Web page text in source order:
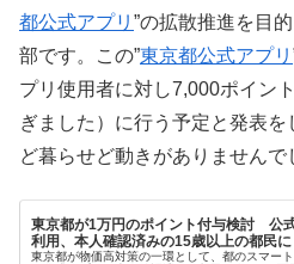
都公式アプリ ”の拡散推進を目
部です。この”東京都公式アプリ
プリ使用者に対し7,000ポイン
ぎました）に行う予定と発表
ど暮らせど動きがありません
東京都が1万円のポイント付与検討 公
利用、本人確認済みの15歳以上の都民に
東京都が物価高対策の一環として、都のスマー